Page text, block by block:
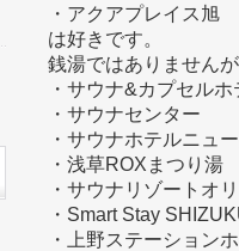
・アクアプレイス旭
は好きです。
銭湯ではありません
・サウナ&カプセル
・サウナセンター
・サウナホテルニュ
・浅草ROXまつり湯
・サウナリゾートオ
・Smart Stay
・上野ステーション